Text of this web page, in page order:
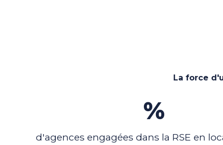
La force
%
d'agences engagées dans la RSE en